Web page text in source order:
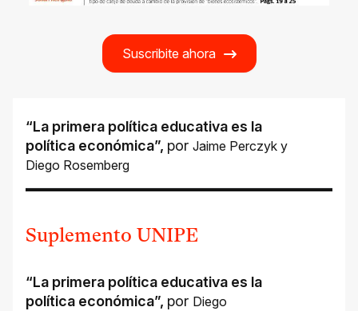
Suscribite ahora
“La primera política educativa es la
política económica”, por Jaime Perczyk y
Diego Rosemberg
Suplemento UNIPE
“La primera política educativa es la
política económica”, por Diego